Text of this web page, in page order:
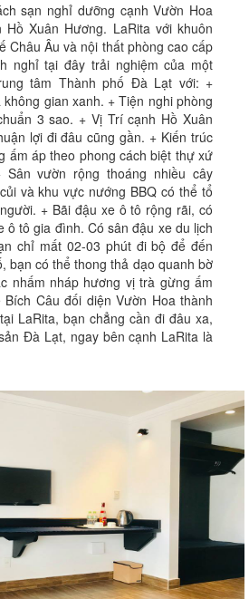
sạn nghỉ dưỡng cạnh Vườn Hoa
Xuân Hương. LaRita với khuôn
Châu Âu và nội thất phòng cao cấp
nghỉ tại đây trải nghiệm của một
tâm Thành phố Đà Lạt với: +
gian xanh. + Tiện nghi phòng
3 sao. + Vị Trí cạnh Hồ Xuân
lợi đi đâu cũng gần. + Kiến trúc
ấm áp theo phong cách biệt thự xứ
Sân vườn rộng thoáng nhiều cây
và khu vực nướng BBQ có thể tổ
+ Bãi đậu xe ô tô rộng rãi, có
ô tô gia đình. Có sân đậu xe du lịch
chỉ mất 02-03 phút đi bộ để đến
bạn có thể thong thả dạo quanh bờ
nhấm nháp hương vị trà gừng ấm
Câu đối diện Vườn Hoa thành
LaRita, bạn chẳng cần đi đâu xa,
Đà Lạt, ngay bên cạnh LaRita là